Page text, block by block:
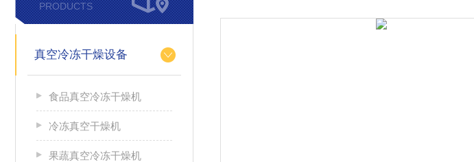
PRODUCTS
真空冷冻干燥设备
食品真空冷冻干燥机
冷冻真空干燥机
果蔬真空冷冻干燥机